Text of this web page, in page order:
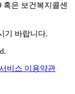
혹은 보건복지콜센
기 바랍니다.
비스 이용약관